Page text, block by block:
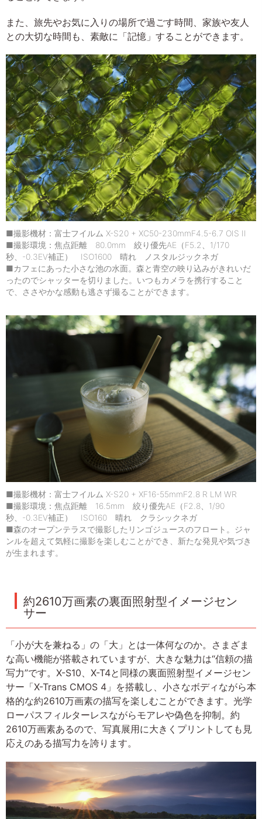
また、旅先やお気に入りの場所で過ごす時間、家族や友人
との大切な時間も、素敵に「記憶」することができます。
■撮影機材：富士フイルム X-S20 + XC50-230mmF4.5-6.7 OIS II
■撮影環境：焦点距離 80.0mm 絞り優先AE（F5.2、1/170
秒、-0.3EV補正） ISO1600 晴れ ノスタルジックネガ
■カフェにあった小さな池の水面。森と青空の映り込みがきれいだ
ったのでシャッターを切りました。いつもカメラを携行すること
で、ささやかな感動も逃さず撮ることができます。
■撮影機材：富士フイルム X-S20 + XF16-55mmF2.8 R LM WR
■撮影環境：焦点距離 16.5mm 絞り優先AE（F2.8、1/90
秒、-0.3EV補正） ISO160 晴れ クラシックネガ
■森のオープンテラスで撮影したリンゴジュースのフロート。ジャ
ンルを超えて気軽に撮影を楽しむことができ、新たな発見や気づき
が生まれます。
約2610万画素の裏面照射型イメージセン
サー
「小が大を兼ねる」の「大」とは一体何なのか。さまざま
な高い機能が搭載されていますが、大きな魅力は“信頼の描
写力”です。X-S10、X-T4と同様の裏面照射型イメージセン
サー「X-Trans CMOS 4」を搭載し、小さなボディながら本
格的な約2610万画素の描写を楽しむことができます。光学
ローパスフィルターレスながらモアレや偽色を抑制。約
2610万画素あるので、写真展用に大きくプリントしても見
応えのある描写力を誇ります。